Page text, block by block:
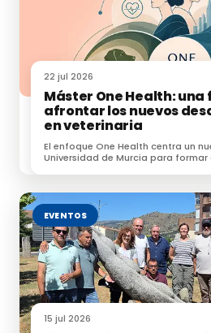
Las garrapatas de los
Brucelosis
Francia prohíbe el uso de
cárnicas en productos de
Nace un becerro de la raza
22 jul 2026
Máster One Health:
afrontar los nuevos
en veterinaria
El enfoque One Health centra un
Universidad de Murcia para
EVENTOS
15 jul 2026